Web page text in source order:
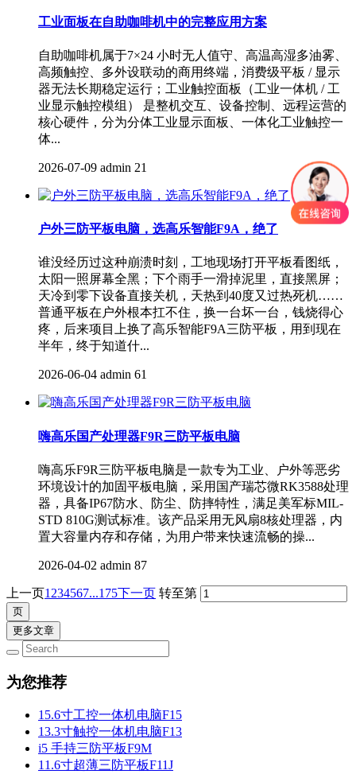
工业面板在自助咖啡机中的完整应用方案
自助咖啡机属于7×24 小时无人值守、高温高湿多油雾、
高频触控、多外设联动的商用终端，消费级平板 / 显示
器无法长期稳定运行；工业触控面板（工业一体机​ / 工
业显示触控模组） 是整机交互、设备控制、远程运营的
核心硬件，分为分体工业显示面板、一体化工业触控一
体...
2026-07-09 admin 21
户外三防平板电脑，选高乐智能F9A，绝了
谁没经历过这种崩溃时刻，工地现场打开平板看图纸，
太阳一照屏幕全黑；下个雨手一滑掉泥里，直接黑屏；
天冷到零下设备直接关机，天热到40度又过热死机……
普通平板在户外根本扛不住，换一台坏一台，钱烧得心
疼，后来项目上换了高乐智能F9A三防平板，用到现在
半年，终于知道什...
2026-06-04 admin 61
嗨高乐国产处理器F9R三防平板电脑
嗨高乐F9R三防平板电脑​是一款专为工业、户外等恶劣
环境设计的加固平板电脑，采用国产瑞芯微RK3588处理
器，具备IP67防水、防尘、防摔特性，满足美军标MIL-
STD 810G测试标准。该产品采用无风扇8核处理器，内
置大容量内存和存储，为用户带来快速流畅的操...
2026-04-02 admin 87
上一页1 234567...175下一页 转至第
更多文章
为您推荐
15.6寸工控一体机电脑F15
13.3寸触控一体机电脑F13
i5 手持三防平板F9M
11.6寸超薄三防平板F11J